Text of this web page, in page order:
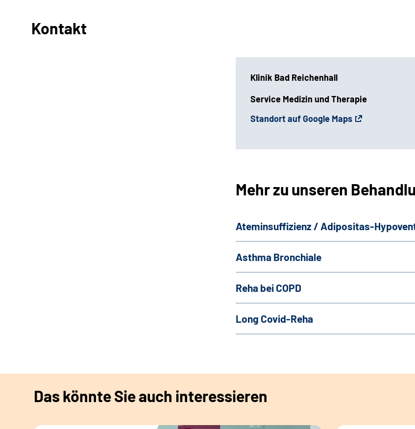
Kontakt
Klinik Bad Reichenhall
Service Medizin und Therapie
Standort auf Google Maps
Mehr zu unseren
Ateminsuffizienz / Adipositas-
Asthma Bronchiale
Reha bei COPD
Long Covid-Reha
Das könnte Sie auch interessieren